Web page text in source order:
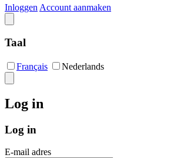
InloggenAccount aanmaken
Taal
Français Nederlands
Log in
Log in
E-mail adres